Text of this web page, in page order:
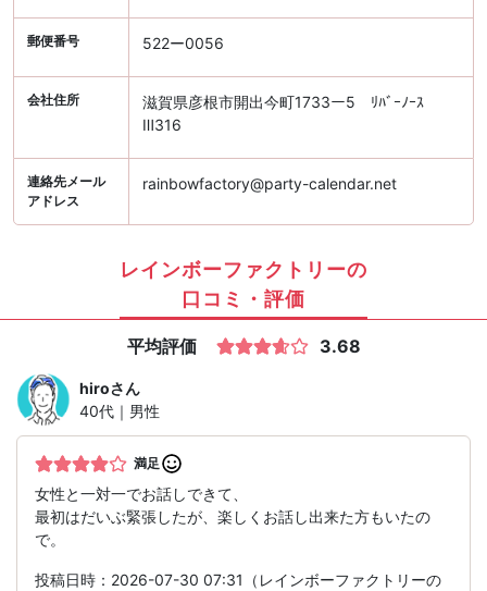
郵便番号 522ー0056
会社住所
滋賀県彦根市開出今町1733ー5 ﾘﾊﾞｰﾉｰｽ
Ⅲ316
連絡先メール
アドレス
rainbowfactory@party-calendar.net
レインボーファクトリーの
口コミ・評価
平均評価 3.68
hiroさん
40代｜男性
満足
女性と一対一でお話しできて、
最初はだいぶ緊張したが、楽しくお話し出来た方もいたの
で。
投稿日時：2026-07-30 07:31（レインボーファクトリーの